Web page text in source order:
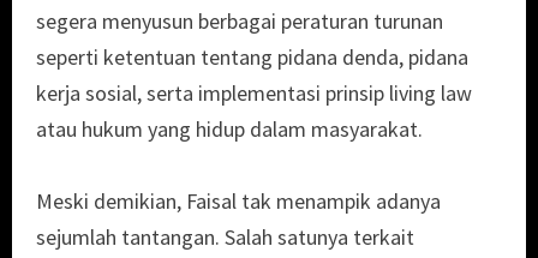
segera menyusun berbagai peraturan turunan
seperti ketentuan tentang pidana denda, pidana
kerja sosial, serta implementasi prinsip living law
atau hukum yang hidup dalam masyarakat.
Meski demikian, Faisal tak menampik adanya
sejumlah tantangan. Salah satunya terkait